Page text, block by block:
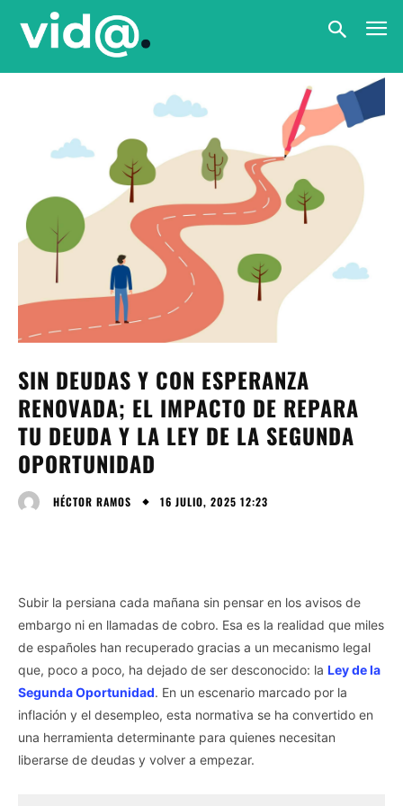
SIN DEUDAS Y CON ESPERANZA
RENOVADA; EL IMPACTO DE REPARA
TU DEUDA Y LA LEY DE LA SEGUNDA
OPORTUNIDAD
HÉCTOR RAMOS 16 JULIO, 2025 12:23
Subir la persiana cada mañana sin pensar en los avisos de
embargo ni en llamadas de cobro. Esa es la realidad que miles
de españoles han recuperado gracias a un mecanismo legal
que, poco a poco, ha dejado de ser desconocido: la Ley de la
Segunda Oportunidad. En un escenario marcado por la
inflación y el desempleo, esta normativa se ha convertido en
una herramienta determinante para quienes necesitan
liberarse de deudas y volver a empezar.